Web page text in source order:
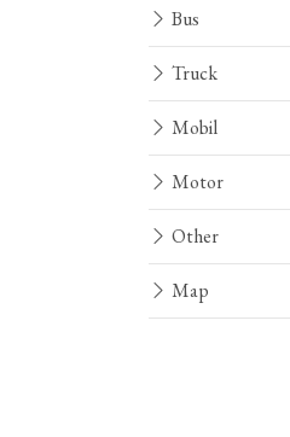
Bus
Truck
Mobil
Motor
Other
Map